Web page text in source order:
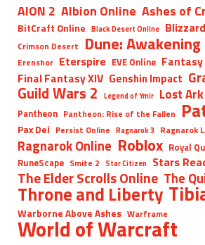
AION 2 Albion Online Ashes of
BitCraft Online Black Desert Online Blizzard
Crimson Desert Dune: Awakening
Erenshor Eterspire EVE Online Fantasy
Final Fantasy XIV Genshin Impact
Guild Wars 2 Legend of Ymir Lost Ark
Pantheon Pantheon: Rise of the Fallen
Pax Dei Persist Online Ragnarok 3 Ragnarok
Ragnarok Online Roblox Royal
RuneScape Smite 2 Star Citizen Stars
The Elder Scrolls Online The
Throne and Liberty
Warborne Above Ashes Warframe
World of Warcraft